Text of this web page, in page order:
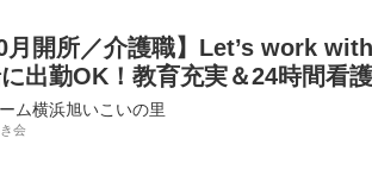
月開所／介護職】Let’s work
出勤OK！教育充実＆24時間看
ム横浜旭いこいの里
会